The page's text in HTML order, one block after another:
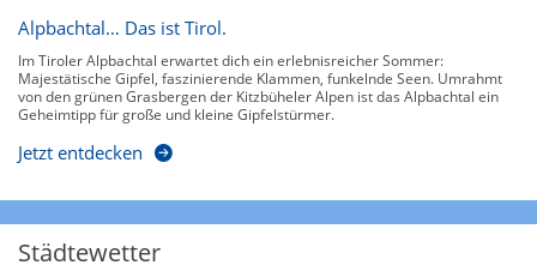
Alpbachtal… Das ist Tirol.
Im Tiroler Alpbachtal erwartet dich ein erlebnisreicher Sommer:
Majestätische Gipfel, faszinierende Klammen, funkelnde Seen. Umrahmt
von den grünen Grasbergen der Kitzbüheler Alpen ist das Alpbachtal ein
Geheimtipp für große und kleine Gipfelstürmer.
Jetzt entdecken
Städtewetter